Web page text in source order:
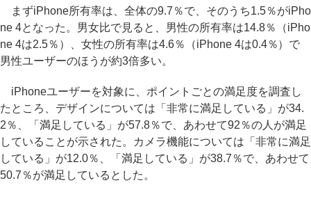
まずiPhone所有率は、全体の9.7％で、そのうち1.5％がiPho
ne 4となった。男女比で見ると、男性の所有率は14.8％（iPho
ne 4は2.5％）、女性の所有率は4.6％（iPhone 4は0.4％）で
男性ユーザーのほうが約3倍多い。
iPhoneユーザーを対象に、ポイントごとの満足度を調査し
たところ、デザインについては「非常に満足している」が34.
2％、「満足している」が57.8％で、あわせて92％の人が満足
していることが示された。カメラ機能については「非常に満足
している」が12.0％、「満足している」が38.7％で、あわせて
50.7％が満足しているとした。